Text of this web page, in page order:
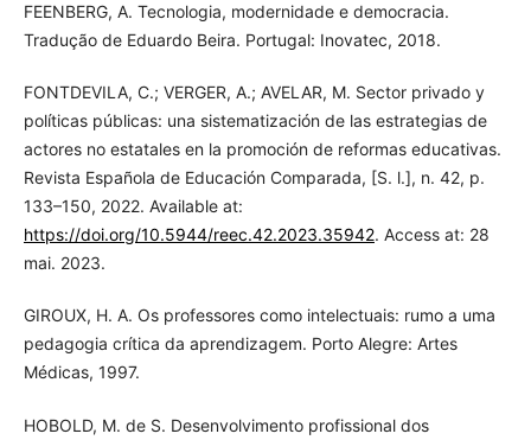
FEENBERG, A. Tecnologia, modernidade e democracia.
Tradução de Eduardo Beira. Portugal: Inovatec, 2018.
FONTDEVILA, C.; VERGER, A.; AVELAR, M. Sector privado y
políticas públicas: una sistematización de las estrategias de
actores no estatales en la promoción de reformas educativas.
Revista Española de Educación Comparada, [S. l.], n. 42, p.
133–150, 2022. Available at:
https://doi.org/10.5944/reec.42.2023.35942. Access at: 28
mai. 2023.
GIROUX, H. A. Os professores como intelectuais: rumo a uma
pedagogia crítica da aprendizagem. Porto Alegre: Artes
Médicas, 1997.
HOBOLD, M. de S. Desenvolvimento profissional dos